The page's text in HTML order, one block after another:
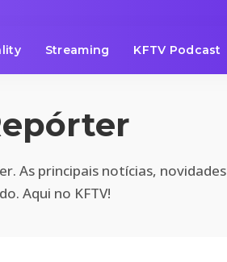
Streaming KFTV Podcast
As principais notícias, novidades
Aqui no KFTV!